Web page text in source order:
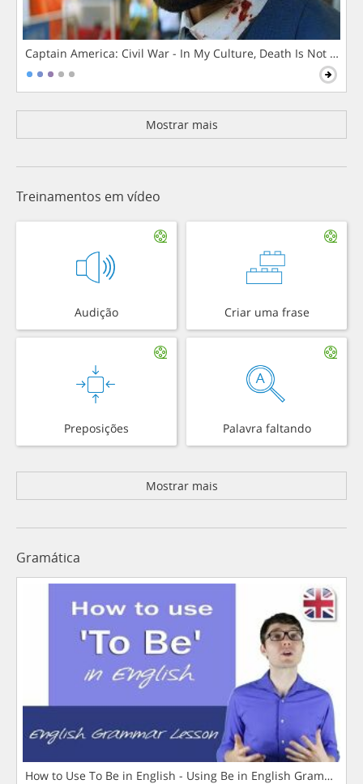
Captain America: Civil War - In My Culture, Death Is Not The
Mostrar mais
Treinamentos em vídeo
Audição Criar uma frase
Preposições Palavra faltando
Mostrar mais
Gramática
How to Use To Be in English - Using Be in English Grammar